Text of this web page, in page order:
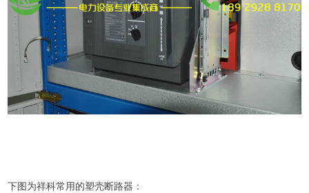
下图为祥科常用的塑壳断路器：